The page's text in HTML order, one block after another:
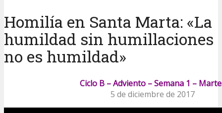
Homilía en Santa Marta: «La
humildad sin humillaciones
no es humildad»
Ciclo B – Adviento – Semana 1 –
5 de diciembre de 2017